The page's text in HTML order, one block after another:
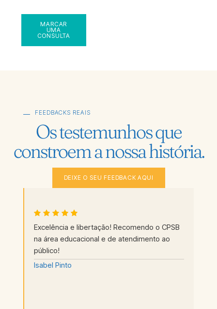
MARCAR
UMA
CONSULTA
FEEDBACKS REAIS
Os testemunhos que
constroem a nossa história.
DEIXE O SEU FEEDBACK AQUI
Excelência e libertação! Recomendo o CPSB
na área educacional e de atendimento ao
público!
Isabel Pinto